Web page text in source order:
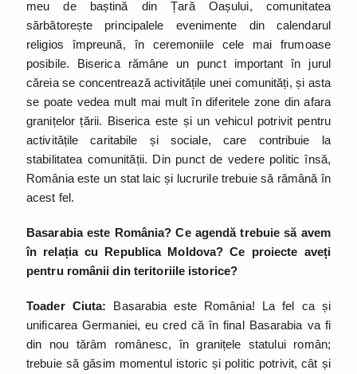
meu de baștină din Țară Oașului, comunitatea
sărbătorește principalele evenimente din calendarul
religios împreună, în ceremoniile cele mai frumoase
posibile. Biserica rămâne un punct important în jurul
căreia se concentrează activitățile unei comunități, și asta
se poate vedea mult mai mult în diferitele zone din afara
granițelor țării. Biserica este și un vehicul potrivit pentru
activitățile caritabile și sociale, care contribuie la
stabilitatea comunității. Din punct de vedere politic însă,
România este un stat laic și lucrurile trebuie să rămână în
acest fel.
Basarabia este România? Ce agendă trebuie să avem
în relația cu Republica Moldova? Ce proiecte aveți
pentru românii din teritoriile istorice?
Toader Ciuta: Basarabia este România! La fel ca și
unificarea Germaniei, eu cred că în final Basarabia va fi
din nou tărâm românesc, în granițele statului român;
trebuie să găsim momentul istoric și politic potrivit, cât și